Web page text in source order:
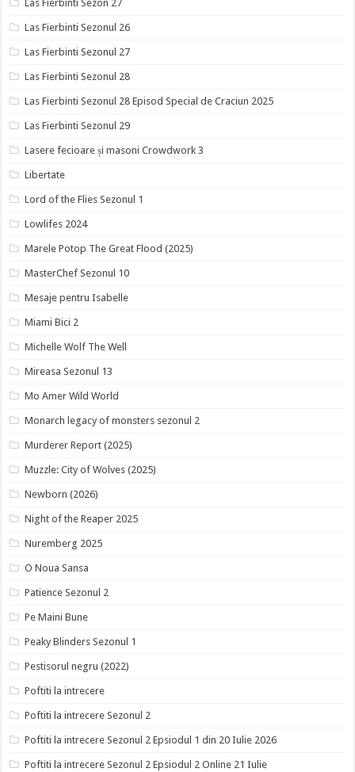
Las Fierbinti Sezon 27
Las Fierbinti Sezonul 26
Las Fierbinti Sezonul 27
Las Fierbinti Sezonul 28
Las Fierbinti Sezonul 28 Episod Special de Craciun 2025
Las Fierbinti Sezonul 29
Lasere fecioare și masoni Crowdwork 3
Libertate
Lord of the Flies Sezonul 1
Lowlifes 2024
Marele Potop The Great Flood (2025)
MasterChef Sezonul 10
Mesaje pentru Isabelle
Miami Bici 2
Michelle Wolf The Well
Mireasa Sezonul 13
Mo Amer Wild World
Monarch legacy of monsters sezonul 2
Murderer Report (2025)
Muzzle: City of Wolves (2025)
Newborn (2026)
Night of the Reaper 2025
Nuremberg 2025
O Noua Sansa
Patience Sezonul 2
Pe Maini Bune
Peaky Blinders Sezonul 1
Pestisorul negru (2022)
Poftiti la intrecere
Poftiti la intrecere Sezonul 2
Poftiti la intrecere Sezonul 2 Epsiodul 1 din 20 Iulie 2026
Poftiti la intrecere Sezonul 2 Epsiodul 2 Online 21 Iulie